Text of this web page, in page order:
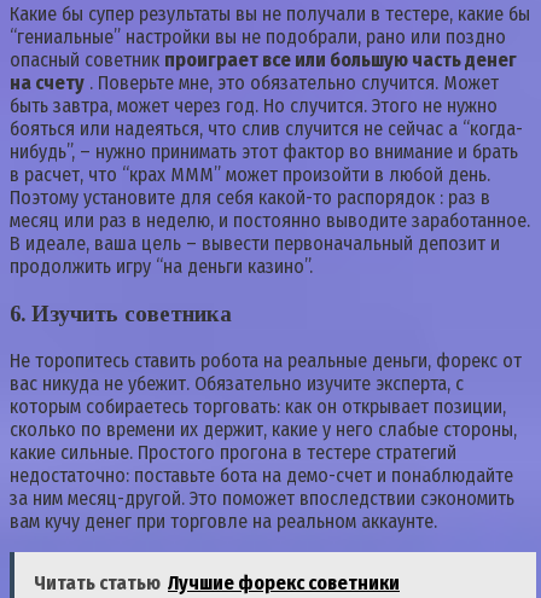
Какие бы супер результаты вы не получали в тестере, какие бы
“гениальные” настройки вы не подобрали, рано или поздно
опасный советник проиграет все или большую часть денег
на счету . Поверьте мне, это обязательно случится. Может
быть завтра, может через год. Но случится. Этого не нужно
бояться или надеяться, что слив случится не сейчас а “когда-
нибудь”, – нужно принимать этот фактор во внимание и брать
в расчет, что “крах МММ” может произойти в любой день.
Поэтому установите для себя какой-то распорядок : раз в
месяц или раз в неделю, и постоянно выводите заработанное.
В идеале, ваша цель – вывести первоначальный депозит и
продолжить игру “на деньги казино”.
6. Изучить советника
Не торопитесь ставить робота на реальные деньги, форекс от
вас никуда не убежит. Обязательно изучите эксперта, с
которым собираетесь торговать: как он открывает позиции,
сколько по времени их держит, какие у него слабые стороны,
какие сильные. Простого прогона в тестере стратегий
недостаточно: поставьте бота на демо-счет и понаблюдайте
за ним месяц-другой. Это поможет впоследствии сэкономить
вам кучу денег при торговле на реальном аккаунте.
Читать статью Лучшие форекс советники